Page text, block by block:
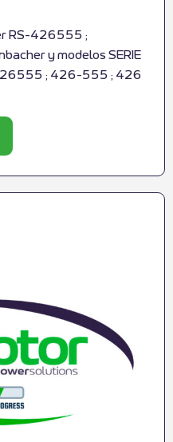
RS-426555 ;
y modelos SERIE
; 426-555 ; 426